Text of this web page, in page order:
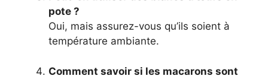
pote ?
Oui, mais assurez-vous qu’ils soient à
température ambiante.
Comment savoir si les macarons sont